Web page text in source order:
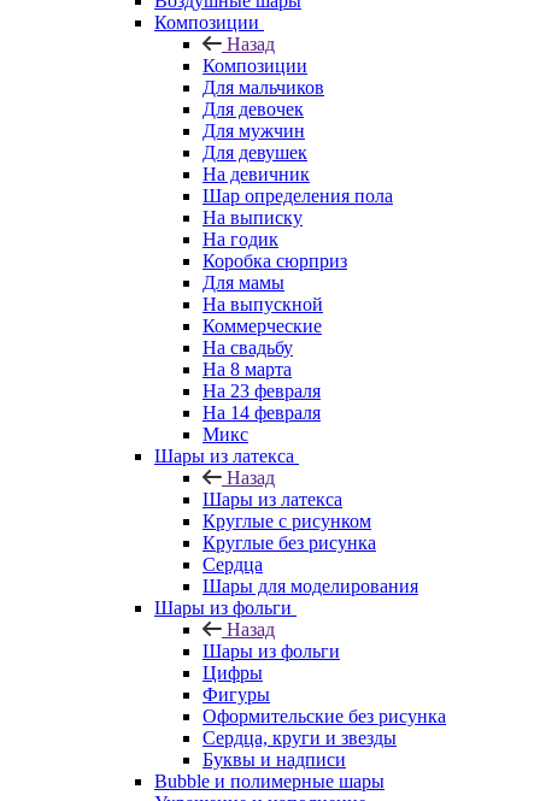
Композиции
Назад
Композиции
Для мальчиков
Для девочек
Для мужчин
Для девушек
На девичник
Шар определения пола
На выписку
На годик
Коробка сюрприз
Для мамы
На выпускной
Коммерческие
На свадьбу
На 8 марта
На 23 февраля
На 14 февраля
Микс
Шары из латекса
Назад
Шары из латекса
Круглые с рисунком
Круглые без рисунка
Сердца
Шары для моделирования
Шары из фольги
Назад
Шары из фольги
Цифры
Фигуры
Оформительские без рисунка
Сердца, круги и звезды
Буквы и надписи
Bubble и полимерные шары